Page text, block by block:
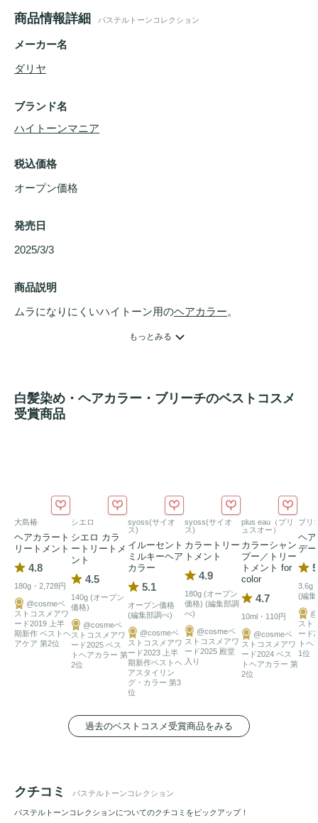
商品情報詳細 パステルトーンコレクション
メーカー名
ダリヤ
ブランド名
ハイトーンマニア
税込価格
オープン価格
発売日
2025/3/3
商品説明
ムラになりにくいハイトーン用のヘアカラー。
キューティクルが開きにくいアルカリ※3（pH調整剤）を
採用
【全国のドン・キホーテ/マツモトキヨシ/ココカラファイン
で発売中！】
1剤80ｇ・2剤100ｍL
アフタートリートメント20ｇ
もっとみる
白髪染め・ヘアカラー・ブリーチのベストコスメ
受賞商品
大島椿
ヘアカラート
リートメント
4.8
180g・2,728円
@cosmeベ
ストコスメアワ
ード2019 上半
期新作 ベストヘ
アケア 第2位
シエロ
シエロ カラ
ートリートメ
ント
4.5
140g (オープン
価格)
@cosmeベ
ストコスメアワ
ード2025 ベス
トヘアカラー 第
2位
syoss(サイオ
ス)
イルーセント
ミルキーヘア
カラー
5.1
オープン価格
(編集部調べ)
@cosmeベ
ストコスメアワ
ード2023 上半
期新作ベストヘ
アスタイリン
グ・カラー 第3
位
syoss(サイオ
ス)
カラートリー
トメント
4.9
180g (オープン
価格) (編集部調
べ)
@cosmeベ
ストコスメアワ
ード2025 殿堂
入り
plus eau（プリ
ュスオー）
カラーシャン
プー／トリー
トメント for
color
4.7
10ml・110円
@cosmeベ
ストコスメアワ
ード2024 ベス
トヘアカラー 第
2位
プリ
ヘ
デ
3.6g
(編集
スト
ード
トヘ
1位
過去のベストコスメ受賞商品をみる
クチコミ パステルトーンコレクション
パステルトーンコレクションについてのクチコミをピックアップ！